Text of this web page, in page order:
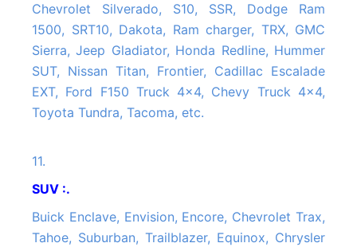
Chevrolet Silverado, S10, SSR, Dodge Ram
1500, SRT10, Dakota, Ram charger, TRX, GMC
Sierra, Jeep Gladiator, Honda Redline, Hummer
SUT, Nissan Titan, Frontier, Cadillac Escalade
EXT, Ford F150 Truck 4x4, Chevy Truck 4x4,
Toyota Tundra, Tacoma, etc.
11.
SUV :.
Buick Enclave, Envision, Encore, Chevrolet Trax,
Tahoe, Suburban, Trailblazer, Equinox, Chrysler